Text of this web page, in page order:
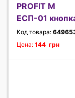
PROFIT M
ЕСП-01
Код товара:
Цена: 144 грн